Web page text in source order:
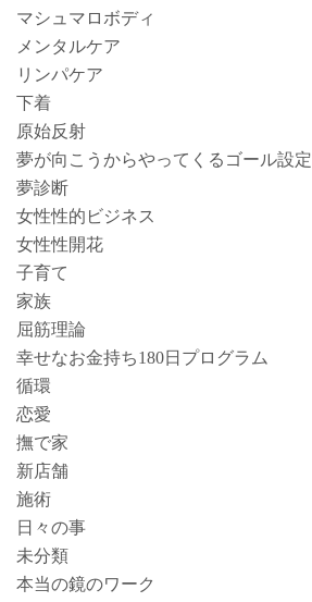
マシュマロボディ
メンタルケア
リンパケア
下着
原始反射
夢が向こうからやってくるゴール設定
夢診断
女性性的ビジネス
女性性開花
子育て
家族
屈筋理論
幸せなお金持ち180日プログラム
循環
恋愛
撫で家
新店舗
施術
日々の事
未分類
本当の鏡のワーク